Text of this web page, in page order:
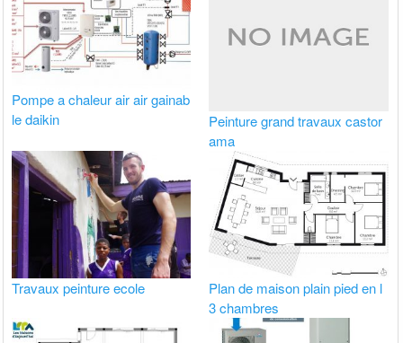
Pompe a chaleur air air gainab
le daikin
Peinture grand travaux castor
ama
Travaux peinture ecole
Plan de maison plain pied en l
3 chambres